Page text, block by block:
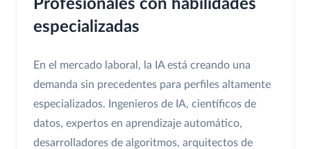
Profesionales con habilidades
especializadas
En el mercado laboral, la IA está creando una
demanda sin precedentes para perfiles altamente
especializados. Ingenieros de IA, científicos de
datos, expertos en aprendizaje automático,
desarrolladores de algoritmos, arquitectos de